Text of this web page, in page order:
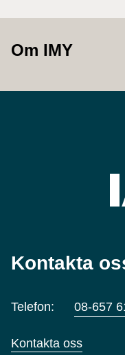
Om IMY
Kontakta
Telefon: 08-657
Kontakta oss